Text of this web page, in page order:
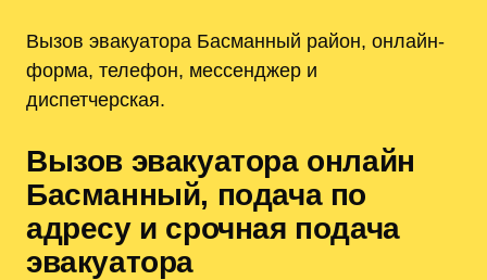
Вызов эвакуатора Басманный район, онлайн-
форма, телефон, мессенджер и
диспетчерская.
Вызов эвакуатора онлайн
Басманный, подача по
адресу и срочная подача
эвакуатора